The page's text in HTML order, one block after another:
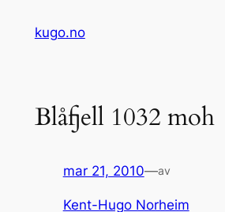
kugo.no
Blåfjell 1032 moh
mar 21, 2010—av
Kent-Hugo Norheim